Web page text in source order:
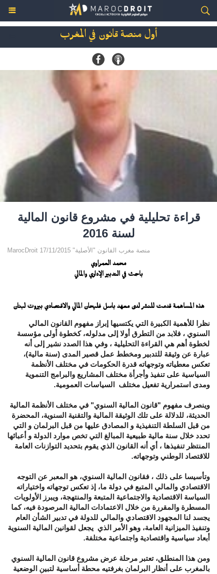
أول منصة قانون في المغرب
قراءة تحليلية في مشروع قانون المالية
لسنة 2016
MarocDroit منصة مغرب القانون "الأصلية" 17/11/2015
محمد العمراوي
باحث في التدبير الإداري والمالي
هذه المساهمة قدمت للنشر لدى معهد باسل فليحان المالي والاقتصادي بيروت لبنان
نظرا للأهمية الكبيرة التي يكتسيها إبراز مفهوم القانون المالي
السنوي ، فلابد من التطرق أولا إلى مدلوله، كخطوة أولى مؤسسة
لخطوة أهم هي القراءة التحليلية ، وفي هذا الصدد نشير إلى أنه
عبارة عن وثيقة للتدبير ومخطط عمل قصير المدى (سنة مالية)،
تعكس معطياته وتوجهاته قدرة الحكومات في مختلف الأنظمة
السياسية على تنفيذ وأجرأة مختلف المشاريع والبرامج التنموية
ومدى استمرارية تفعيل مختلف السياسات العمومية.
وينصرف مفهوم "قانون المالية السنوي" في مختلف الأنظمة المالية
الحديثة، للدلالة على تلك الوثيقة المالية والتقنية السنوية، المحضرة
من قبل السلطة التنفيذية و المصادق عليها من قبل البرلمان و التي
تحدد خلال سنة مالية طبيعية المبالغ التي تخص موارد الدولة و أعبائها
المنتظر تنفيذها ، أي أنه القانون الذي یقوم بتحدید التوازنات العامة
للاقتصاد الوطني وتوجهاته.
وتأسيسا على ذلك ، فقانون المالية السنوي، هو المعبر عن التوجه
الاقتصادي والمالي المتبع في دولة ما، إذ تعكس توجهاته واختياراته
السیاسة الاقتصادیة والاجتماعیة المتبعة والمنتهجة، ويبرز الأولویات
المسطرة والمقررة من خلال الاعتمادات المالیة المرصودة فيه، كما
يجسد لنا المجهود الاقتصادي والمالي للدولة في تدبير الشأن العام
وتنفیذ الميزانية العامة، وهو الأمر الذي يجعل لقوانين المالية السنوية
أبعاد سياسية واقتصادية واجتماعية مختلفة.
ومن هذا المنطلق، تعتبر مرحلة عرض مشروع قانون المالية السنوي
بالمغرب على أنظار البرلمان بغرفتيه محطة أساسية لتبين الوضعية